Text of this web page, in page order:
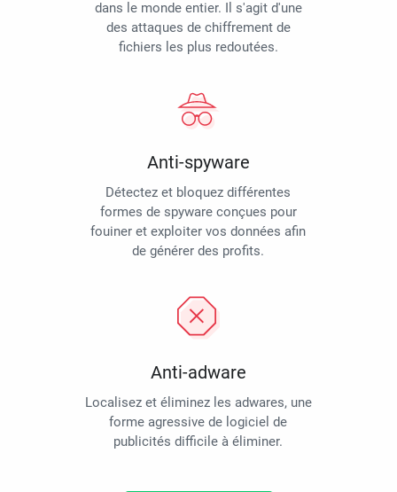
dans le monde entier. Il s'agit d'une
des attaques de chiffrement de
fichiers les plus redoutées.
Anti-spyware
Détectez et bloquez différentes
formes de spyware conçues pour
fouiner et exploiter vos données afin
de générer des profits.
Anti-adware
Localisez et éliminez les adwares, une
forme agressive de logiciel de
publicités difficile à éliminer.